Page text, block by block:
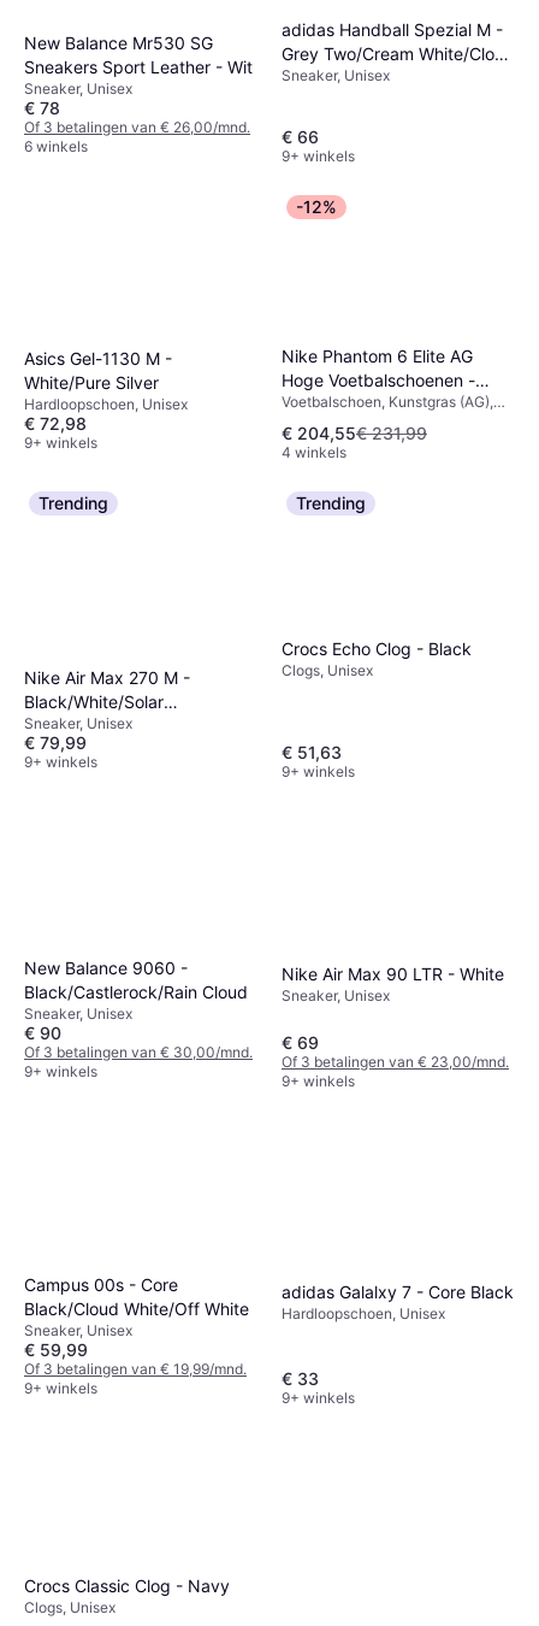
New Balance Mr530 SG
Sneakers Sport Leather - Wit
Sneaker, Unisex
€ 78
Of 3 betalingen van € 26,00/mnd.
6 winkels
adidas Handball Spezial M -
Grey Two/Cream White/Cloud
White
Sneaker, Unisex
€ 66
9+ winkels
Asics Gel-1130 M -
White/Pure Silver
Hardloopschoen, Unisex
€ 72,98
9+ winkels
-12%
Nike Phantom 6 Elite AG
Hoge Voetbalschoenen -
Multicolore
Voetbalschoen, Kunstgras (AG),
€ 204,55€ 231,99
4 winkels
Trending
Nike Air Max 270 M -
Black/White/Solar
Red/Anthracite
Sneaker, Unisex
€ 79,99
9+ winkels
Trending
Crocs Echo Clog - Black
Clogs, Unisex
€ 51,63
9+ winkels
New Balance 9060 -
Black/Castlerock/Rain Cloud
Sneaker, Unisex
€ 90
Of 3 betalingen van € 30,00/mnd.
9+ winkels
Nike Air Max 90 LTR - White
Sneaker, Unisex
€ 69
Of 3 betalingen van € 23,00/mnd.
9+ winkels
Campus 00s - Core
Black/Cloud White/Off White
Sneaker, Unisex
€ 59,99
Of 3 betalingen van € 19,99/mnd.
9+ winkels
adidas Galalxy 7 - Core Black
Hardloopschoen, Unisex
€ 33
9+ winkels
Crocs Classic Clog - Navy
Clogs, Unisex